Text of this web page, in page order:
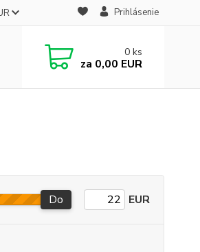
Prihlásenie
0 ks
za 0,00 EUR
Do EUR